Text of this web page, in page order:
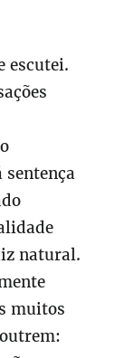
escutei.
sentença
natural.
muitos